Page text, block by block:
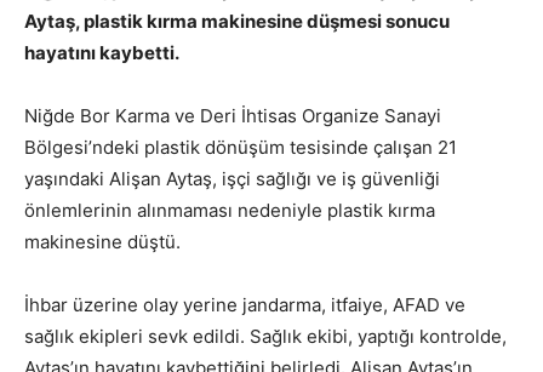
Aytaş, plastik kırma makinesine düşmesi sonucu
hayatını kaybetti.
Niğde Bor Karma ve Deri İhtisas Organize Sanayi
Bölgesi’ndeki plastik dönüşüm tesisinde çalışan 21
yaşındaki Alişan Aytaş, işçi sağlığı ve iş güvenliği
önlemlerinin alınmaması nedeniyle plastik kırma
makinesine düştü.
İhbar üzerine olay yerine jandarma, itfaiye, AFAD ve
sağlık ekipleri sevk edildi. Sağlık ekibi, yaptığı kontrolde,